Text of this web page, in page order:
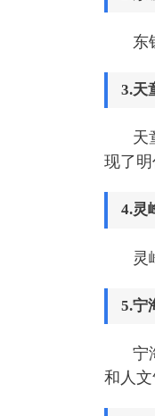
东
3.天
天
现了明
4.灵
灵
5.宁
宁
和人文